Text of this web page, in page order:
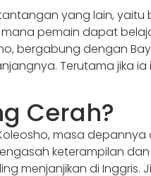
yang lain,
pemain dapat
bergabung dengan
Terutama jika ia
Cerah?
masa
keterampilan
menjanjikan di Inggris.